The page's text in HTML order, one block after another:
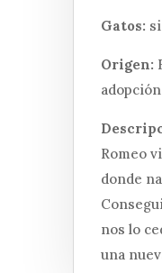
Gatos:
Origen:
adopción
Romeo
donde
nos lo
una